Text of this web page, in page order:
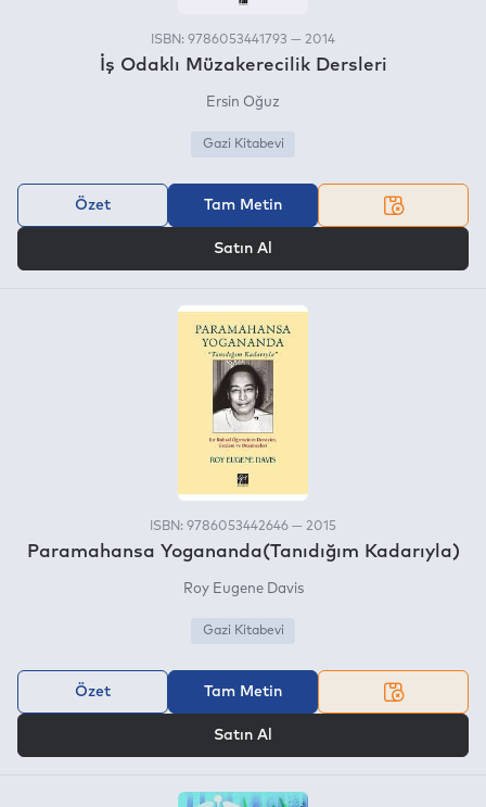
ISBN: 9786053441793 — 2014
İş Odaklı Müzakerecilik Dersleri
Ersin Oğuz
Gazi Kitabevi
Özet Tam Metin
Satın Al
ISBN: 9786053442646 — 2015
Paramahansa Yogananda(Tanıdığım Kadarıyla)
Roy Eugene Davis
Gazi Kitabevi
Özet Tam Metin
Satın Al